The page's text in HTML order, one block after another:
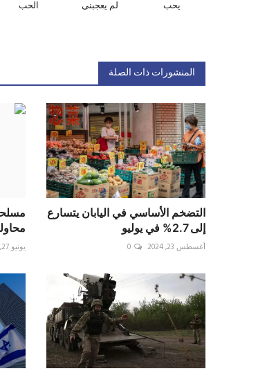
يحب لم يعجبنى الحب
المنشورات ذات الصلة
التضخم الأساسي في اليابان يتسارع
إلى 2.7% في يوليو
أغسطس 23, 2024 0 يونيو 27, 2024